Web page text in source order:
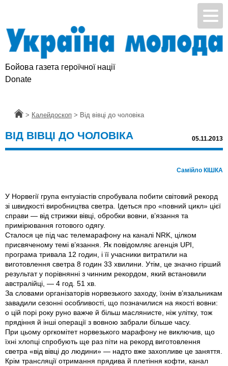
Бойова газета героїчної нації
Donate
Головна
> Калейдоскоп > Від вівці до чоловіка
ВІД ВІВЦІ ДО ЧОЛОВІКА 05.11.2013
Самійло КІШКА
У Норвегії група ентузіастів спробувала побити світовий рекорд
зі швидкості виробництва светра. Ідеться про «повний цикл» цієї
справи — від стрижки вівці, обробки вовни, в’язання та
примірювання готового одягу.
Сталося це під час телемарафону на каналі NRK, цілком
присвяченому темі в’язання. Як повідомляє агенція UPI,
програма тривала 12 годин, і її учасники витратили на
виготовлення светра 8 годин 33 хвилини. Утім, це значно гірший
результат у порівнянні з чинним рекордом, який встановили
австралійці, — 4 год. 51 хв.
За словами організаторів норвезького заходу, їхнім в’язальникам
завадили сезонні особливості, що позначилися на якості вовни:
о цій порі року руно важче й більш маслянисте, ніж улітку, тож
прядіння й інші операції з вовною забрали більше часу.
При цьому оргкомітет норвезького марафону не виключив, що
їхні хлопці спробують ще раз піти на рекорд виготовлення
светра «від вівці до людини» — надто вже захопливе це заняття.
Крім трансляції отримання прядива й плетіння кофти, канал